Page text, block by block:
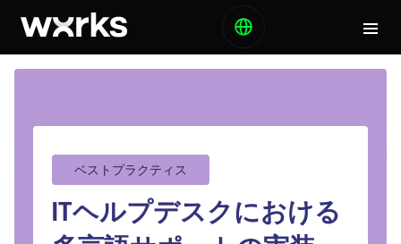
ベストプラクティス
ITヘルプデスクにおける